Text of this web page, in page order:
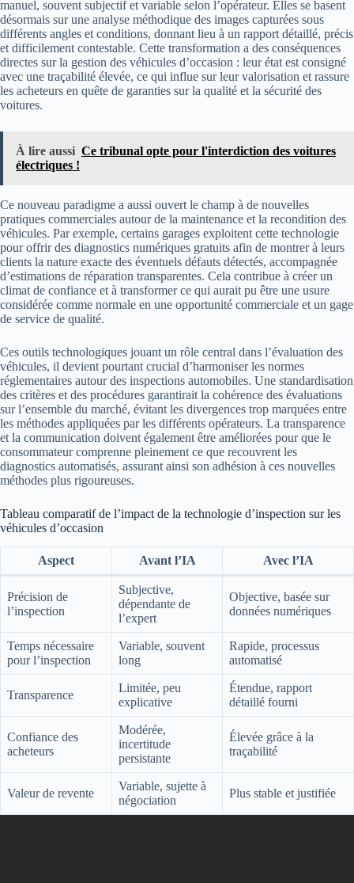
manuel, souvent subjectif et variable selon l’opérateur. Elles se basent
désormais sur une analyse méthodique des images capturées sous
différents angles et conditions, donnant lieu à un rapport détaillé, précis
et difficilement contestable. Cette transformation a des conséquences
directes sur la gestion des véhicules d’occasion : leur état est consigné
avec une traçabilité élevée, ce qui influe sur leur valorisation et rassure
les acheteurs en quête de garanties sur la qualité et la sécurité des
voitures.
À lire aussi Ce tribunal opte pour l'interdiction des voitures
électriques !
Ce nouveau paradigme a aussi ouvert le champ à de nouvelles
pratiques commerciales autour de la maintenance et la recondition des
véhicules. Par exemple, certains garages exploitent cette technologie
pour offrir des diagnostics numériques gratuits afin de montrer à leurs
clients la nature exacte des éventuels défauts détectés, accompagnée
d’estimations de réparation transparentes. Cela contribue à créer un
climat de confiance et à transformer ce qui aurait pu être une usure
considérée comme normale en une opportunité commerciale et un gage
de service de qualité.
Ces outils technologiques jouant un rôle central dans l’évaluation des
véhicules, il devient pourtant crucial d’harmoniser les normes
réglementaires autour des inspections automobiles. Une standardisation
des critères et des procédures garantirait la cohérence des évaluations
sur l’ensemble du marché, évitant les divergences trop marquées entre
les méthodes appliquées par les différents opérateurs. La transparence
et la communication doivent également être améliorées pour que le
consommateur comprenne pleinement ce que recouvrent les
diagnostics automatisés, assurant ainsi son adhésion à ces nouvelles
méthodes plus rigoureuses.
Tableau comparatif de l’impact de la technologie d’inspection sur les
véhicules d’occasion
Aspect Avant l’IA Avec l’IA
Précision de
l’inspection
Subjective,
dépendante de
l’expert
Objective, basée sur
données numériques
Temps nécessaire
pour l’inspection
Variable, souvent
long
Rapide, processus
automatisé
Transparence
Limitée, peu
explicative
Étendue, rapport
détaillé fourni
Confiance des
acheteurs
Modérée,
incertitude
persistante
Élevée grâce à la
traçabilité
Valeur de revente
Variable, sujette à
négociation
Plus stable et justifiée